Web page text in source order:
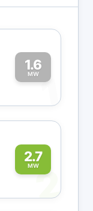
1.6
MW1
2.7
MW
2